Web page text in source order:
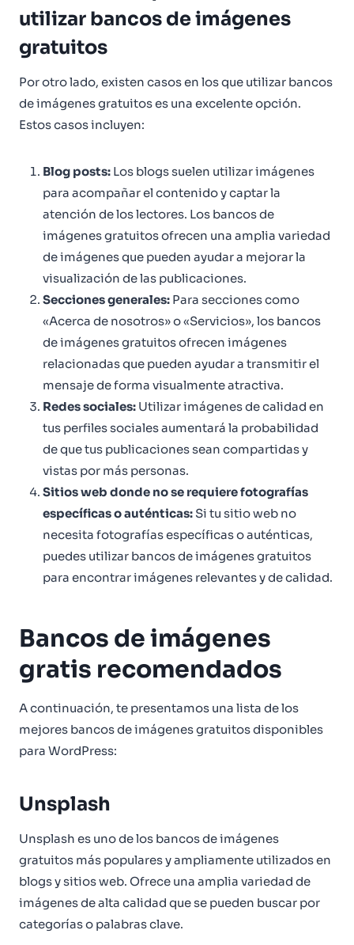
utilizar bancos de imágenes
gratuitos
Por otro lado, existen casos en los que utilizar bancos
de imágenes gratuitos es una excelente opción.
Estos casos incluyen:
Blog posts:Los blogs suelen utilizar imágenes
para acompañar el contenido y captar la
atención de los lectores. Los bancos de
imágenes gratuitos ofrecen una amplia variedad
de imágenes que pueden ayudar a mejorar la
visualización de las publicaciones.
Secciones generales:Para secciones como
«Acerca de nosotros» o «Servicios», los bancos
de imágenes gratuitos ofrecen imágenes
relacionadas que pueden ayudar a transmitir el
mensaje de forma visualmente atractiva.
Redes sociales:Utilizar imágenes de calidad en
tus perfiles sociales aumentará la probabilidad
de que tus publicaciones sean compartidas y
vistas por más personas.
Sitios web donde no se requiere fotografías
específicas o auténticas:Si tu sitio web no
necesita fotografías específicas o auténticas,
puedes utilizar bancos de imágenes gratuitos
para encontrar imágenes relevantes y de calidad.
Bancos de imágenes
gratis recomendados
A continuación, te presentamos una lista de los
mejores bancos de imágenes gratuitos disponibles
para WordPress:
Unsplash
Unsplash es uno de los bancos de imágenes
gratuitos más populares y ampliamente utilizados en
blogs y sitios web. Ofrece una amplia variedad de
imágenes de alta calidad que se pueden buscar por
categorías o palabras clave.